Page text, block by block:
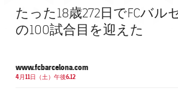
たった18歳272日でFCバ
の100試合目を迎えた
www.fcbarcelona.com
4月11日（土）午後6.12